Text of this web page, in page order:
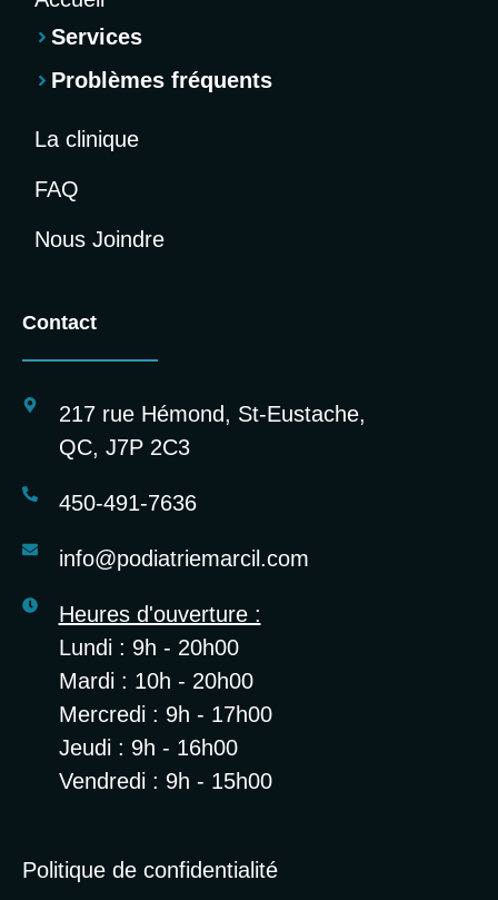
Services
Problèmes fréquents
La clinique
FAQ
Nous Joindre
Contact
217 rue Hémond, St-Eustache,
QC, J7P 2C3
450-491-7636
info@podiatriemarcil.com
Heures d'ouverture :
Lundi : 9h - 20h00
Mardi : 10h - 20h00
Mercredi : 9h - 17h00
Jeudi : 9h - 16h00
Vendredi : 9h - 15h00
Politique de confidentialité